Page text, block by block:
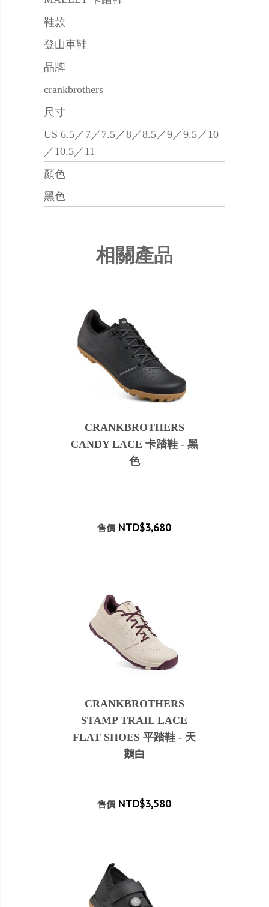
鞋款
登山車鞋
品牌
crankbrothers
尺寸
US 6.5／7／7.5／8／8.5／9／9.5／10
／10.5／11
顏色
黑色
相關產品
CRANKBROTHERS
CANDY LACE 卡踏鞋 - 黑
色
售價 NTD$3,680
CRANKBROTHERS
STAMP TRAIL LACE
FLAT SHOES 平踏鞋 - 天
鵝白
售價 NTD$3,580